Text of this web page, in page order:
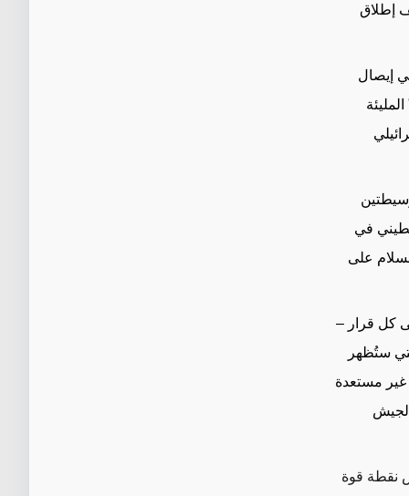
إطلاق
إيصال
في
على
كل قرار –
ستُظهر
غير مستعدة
الجيش
نقطة قوة